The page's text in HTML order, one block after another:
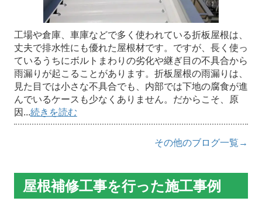
工場や倉庫、車庫などで多く使われている折板屋根は、
丈夫で排水性にも優れた屋根材です。ですが、長く使っ
ているうちにボルトまわりの劣化や継ぎ目の不具合から
雨漏りが起こることがあります。折板屋根の雨漏りは、
見た目では小さな不具合でも、内部では下地の腐食が進
んでいるケースも少なくありません。だからこそ、原
因...続きを読む
その他のブログ一覧→
屋根補修工事を行った施工事例